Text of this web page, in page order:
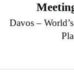
Davos –